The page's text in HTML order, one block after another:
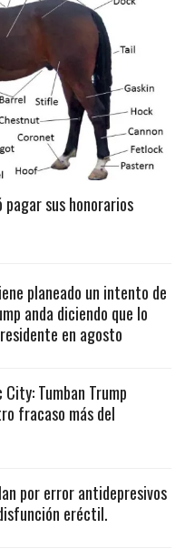
pagar sus honorarios
planeado un intento de
anda diciendo que lo
en agosto
Tumban Trump
fracaso más del
por error antidepresivos
eréctil.